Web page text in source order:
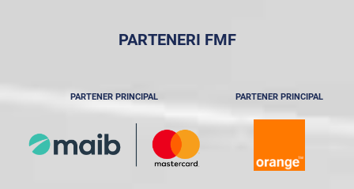
PARTENERI FMF
PARTENER PRINCIPAL PARTENER PRINCIPAL